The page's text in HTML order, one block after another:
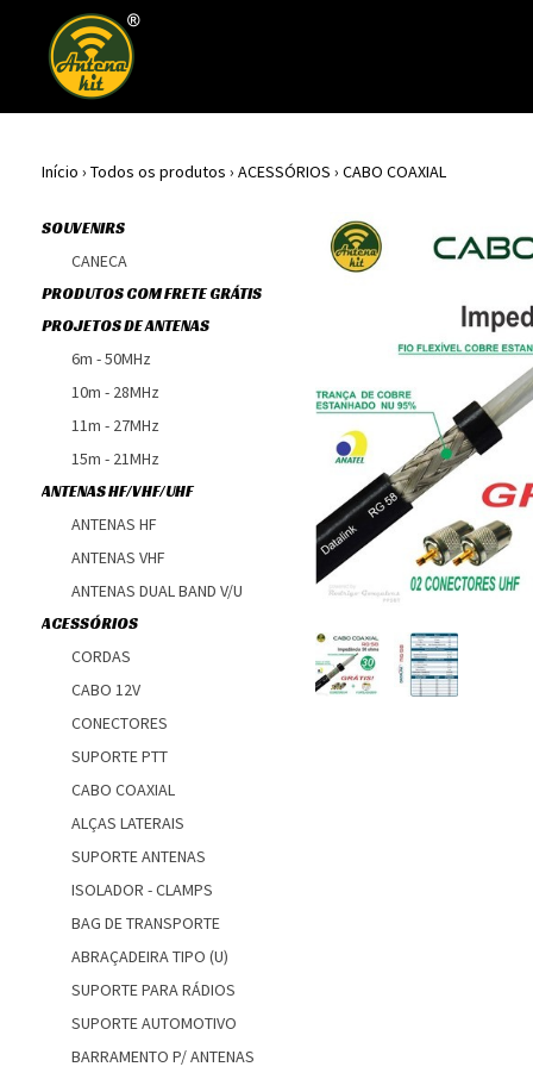
Início › Todos os produtos › ACESSÓRIOS › CABO COAXIAL
SOUVENIRS
CANECA
PRODUTOS COM FRETE GRÁTIS
PROJETOS DE ANTENAS
6m - 50MHz
10m - 28MHz
11m - 27MHz
15m - 21MHz
ANTENAS HF/VHF/UHF
ANTENAS HF
ANTENAS VHF
ANTENAS DUAL BAND V/U
ACESSÓRIOS
CORDAS
CABO 12V
CONECTORES
SUPORTE PTT
CABO COAXIAL
ALÇAS LATERAIS
SUPORTE ANTENAS
ISOLADOR - CLAMPS
BAG DE TRANSPORTE
ABRAÇADEIRA TIPO (U)
SUPORTE PARA RÁDIOS
SUPORTE AUTOMOTIVO
BARRAMENTO P/ ANTENAS